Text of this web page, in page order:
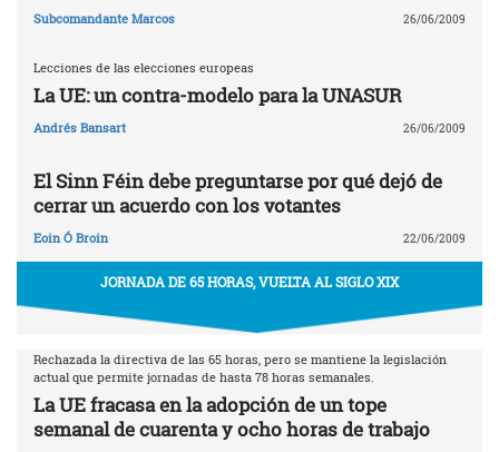
Subcomandante Marcos 26/06/2009
Lecciones de las elecciones europeas
La UE: un contra-modelo para la UNASUR
Andrés Bansart 26/06/2009
El Sinn Féin debe preguntarse por qué dejó de
cerrar un acuerdo con los votantes
Eoin Ó Broin 22/06/2009
JORNADA DE 65 HORAS, VUELTA AL SIGLO XIX
Rechazada la directiva de las 65 horas, pero se mantiene la legislación
actual que permite jornadas de hasta 78 horas semanales.
La UE fracasa en la adopción de un tope
semanal de cuarenta y ocho horas de trabajo